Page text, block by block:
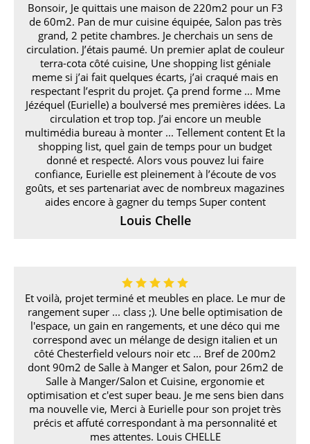
Bonsoir, Je quittais une maison de 220m2 pour un F3
de 60m2. Pan de mur cuisine équipée, Salon pas très
grand, 2 petite chambres. Je cherchais un sens de
circulation. J’étais paumé. Un premier aplat de couleur
terra-cota côté cuisine, Une shopping list géniale
meme si j’ai fait quelques écarts, j’ai craqué mais en
respectant l’esprit du projet. Ça prend forme ... Mme
Jézéquel (Eurielle) a boulversé mes premières idées. La
circulation et trop top. J’ai encore un meuble
multimédia bureau à monter ... Tellement content Et la
shopping list, quel gain de temps pour un budget
donné et respecté. Alors vous pouvez lui faire
confiance, Eurielle est pleinement à l’écoute de vos
goûts, et ses partenariat avec de nombreux magazines
aides encore à gagner du temps Super content
Louis Chelle
Et voilà, projet terminé et meubles en place. Le mur de
rangement super ... class ;). Une belle optimisation de
l'espace, un gain en rangements, et une déco qui me
correspond avec un mélange de design italien et un
côté Chesterfield velours noir etc ... Bref de 200m2
dont 90m2 de Salle à Manger et Salon, pour 26m2 de
Salle à Manger/Salon et Cuisine, ergonomie et
optimisation et c'est super beau. Je me sens bien dans
ma nouvelle vie, Merci à Eurielle pour son projet très
précis et affuté correspondant à ma personnalité et
mes attentes. Louis CHELLE